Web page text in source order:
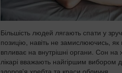
Більшість людей лягають спати у
позицію, навіть не замислюючись, як
впливає на внутрішні органи. Сон на
лікарі вважають найгіршим вибором
здоров'я хребта та краси обличчя,